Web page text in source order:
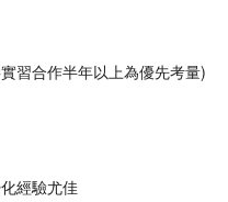
習合作半年以上為優先考量)
經驗尤佳